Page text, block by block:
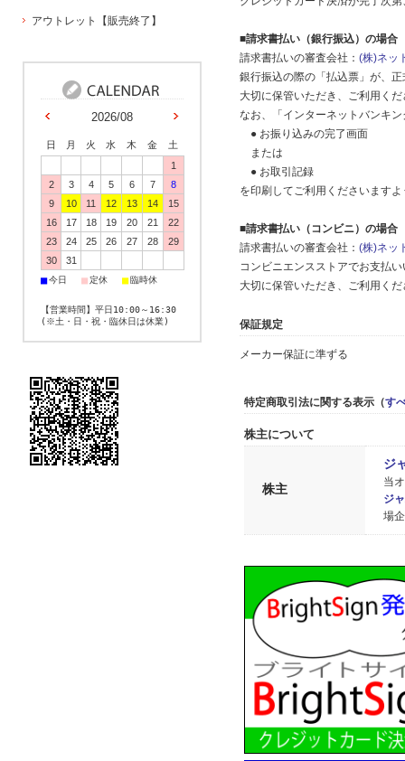
■請求書払い（銀行振込）の場合
請求書払いの審査会社： (株)ネッ
銀行振込の際の「払込票」が、
大切に保管いただき、ご利用く
なお、「インターネットバンキ
● お振り込みの完了画面
または
● お取引記録
を印刷してご利用くださいます
■請求書払い（コンビニ）の場合
請求書払いの審査会社： (株)ネッ
コンビニエンスストアでお支払
大切に保管いただき、ご利用く
保証規定
メーカー保証に準ずる
特定商取引法に関する表示（す
株主について
株主
ジ
当
ジ
場
アウトレット【販売終了】
2026/08
日 月 火 水 木 金
土
1
2
3 4 5 6 7
8
9
10 11 12 13 14
15
16
17 18 19 20 21
22
23
24 25 26 27 28
29
30
31
■今日 ■定休 ■臨時休
【営業時間】平日10:00～16:30
(※土・日・祝・臨休日は休業)